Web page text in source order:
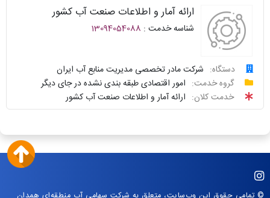
نظرسنجی
سامانه
خدمات
دولت
واحد
توافقنامه
ارائه آمار و اطلاعات صنعت آب کشور
شناسه خدمت : 13094054088
دستگاه:
شرکت مادر تخصصی مدیریت منابع آب ایران
گروه خدمت:
امور اقتصادی طبقه بندی نشده در جای دیگر
خدمت کلان:
ارائه آمار و اطلاعات صنعت آب کشور
درخواست
پیگیری
واحد
پاسخگو
ارائه